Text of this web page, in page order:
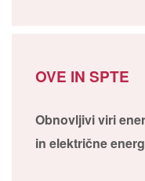
OVE IN SPTE
Obnovljivi viri
in električne